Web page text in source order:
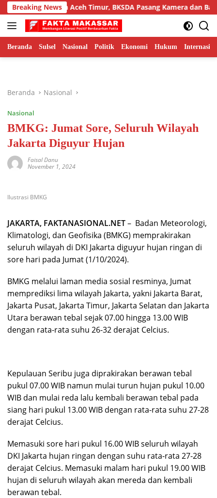
Langsung
ke
konten
Breaking News
Permukiman Aceh Timur, BKSDA Pasang Kamera dan
Beranda Sulsel Nasional Politik Ekonomi Hukum
Beranda Nasional
Nasional
BMKG: Jumat Sore, Seluruh Wilayah
Jakarta Diguyur Hujan
Faisal Danu
November 1, 2024
Ilustrasi BMKG
JAKARTA, FAKTANASIONAL.NET– Badan Meteorologi,
Klimatologi, dan Geofisika (BMKG) memprakirakan
seluruh wilayah di DKI Jakarta diguyur hujan ringan di
sore hari pada Jumat (1/10/2024).
BMKG melalui laman media sosial resminya, Jumat
memprediksi lima wilayah Jakarta, yakni Jakarta Barat,
Jakarta Pusat, Jakarta Timur, Jakarta Selatan dan Jakarta
Utara berawan tebal sejak 07.00 hingga 13.00 WIB
dengan rata-rata suhu 26-32 derajat Celcius.
Kepulauan Seribu juga diprakirakan berawan tebal
pukul 07.00 WIB namun mulai turun hujan pukul 10.00
WIB dan mulai reda lalu kembali berawan tebal pada
siang hari pukul 13.00 WIB dengan rata-rata suhu 27-​​​​​​​28
derajat Celcius.
Memasuki sore hari pukul 16.00 WIB seluruh wilayah
DKI Jakarta hujan ringan dengan suhu rata-rata 27-28
derajat Celcius. Memasuki malam hari pukul 19.00 WIB
hujan di seluruh wilayah akan mereda dan kembali
berawan tebal.